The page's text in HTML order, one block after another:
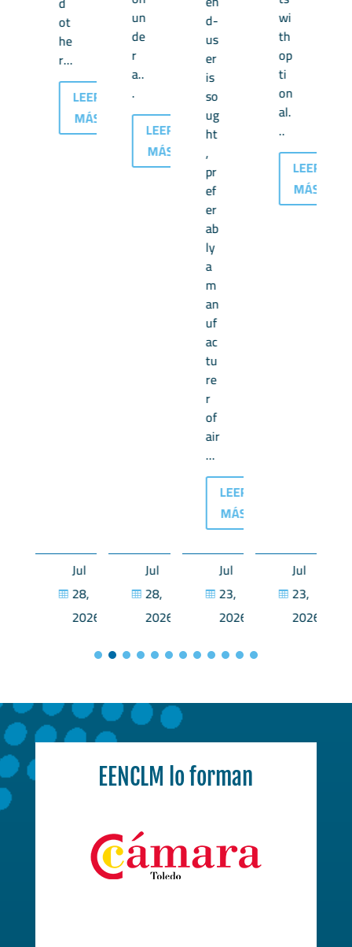
ot
he
r...
LEER
MÁS

Jul
28,
2026
un
de
r
a..
.
LEER
MÁS

Jul
28,
2026
d-
us
er
is
so
ug
ht
,
pr
ef
er
ab
ly
a
m
an
uf
ac
tu
re
r
of
air
...
LEER
MÁS

Jul
23,
2026
wi
th
op
ti
on
al.
..
LEER
MÁS

Jul
23,
2026
EENCLM lo forman